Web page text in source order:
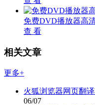
免费DVD播放器高
查 看
相关文章
更多+
火狐浏览器网页翻
06/07